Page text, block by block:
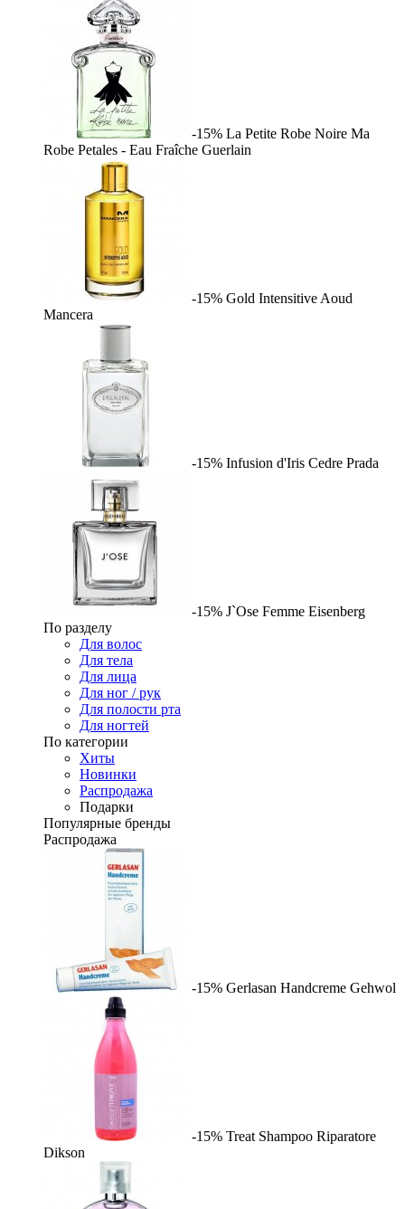
-15% La Petite Robe Noire Ma
Robe Petales - Eau Fraîche Guerlain
-15% Gold Intensitive Aoud
Mancera
-15% Infusion d'Iris Cedre Prada
-15% J`Ose Femme Eisenberg
По разделу
Для волос
Для тела
Для лица
Для ног / рук
Для полости рта
Для ногтей
По категории
Хиты
Новинки
Распродажа
Подарки
Популярные бренды
Распродажа
-15% Gerlasan Handcreme Gehwol
-15% Treat Shampoo Riparatore
Dikson